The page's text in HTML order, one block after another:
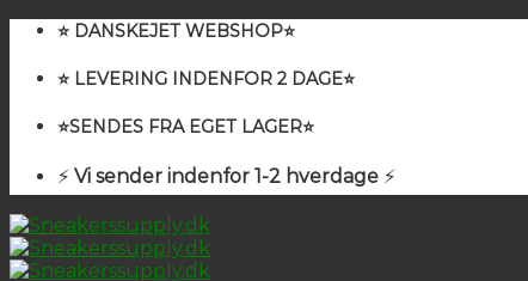
Skip
content
⭐️ DANSKEJET WEBSHOP⭐️
⭐️ LEVERING INDENFOR 2 DAGE⭐️
⭐️SENDES FRA EGET LAGER⭐️
⚡ Vi sender indenfor 1-2 hverdage ⚡